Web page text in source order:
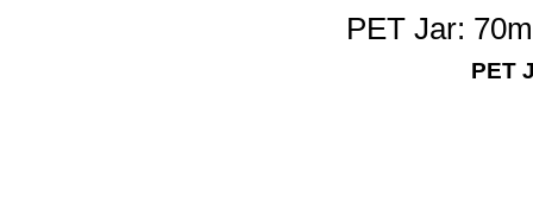
PET Jar:
PET